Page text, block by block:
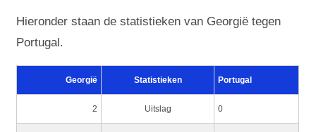
Hieronder staan de statistieken van Georgië tegen
Portugal.
Georgië Statistieken Portugal
2 Uitslag 0